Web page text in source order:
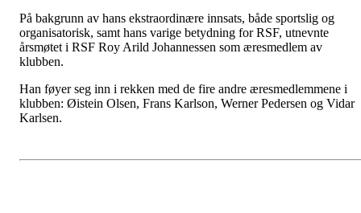
På bakgrunn av hans ekstraordinære innsats, både sportslig og
organisatorisk, samt hans varige betydning for RSF, utnevnte
årsmøtet i RSF Roy Arild Johannessen som æresmedlem av
klubben.
Han føyer seg inn i rekken med de fire andre æresmedlemmene i
klubben: Øistein Olsen, Frans Karlson, Werner Pedersen og Vidar
Karlsen.